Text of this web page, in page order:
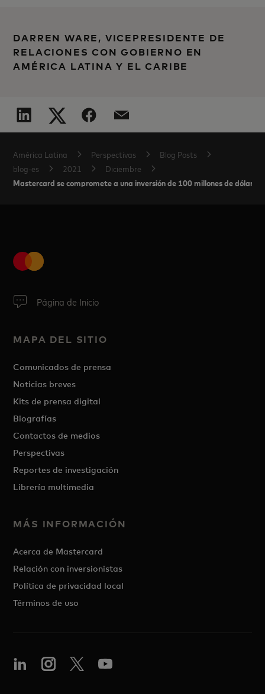
DARREN WARE, VICEPRESIDENTE DE
RELACIONES CON GOBIERNO EN
AMÉRICA LATINA Y EL CARIBE
América Latina Perspectivas
Blog Posts
blog-es
2021 Diciembre
Mastercard se compromete a una inversión de 100 millones de
Página de Inicio
MAPA DEL SITIO
Comunicados de prensa
Noticias breves
Kits de prensa digital
Biografías
Contactos de medios
Perspectivas
Reportes de investigación
Librería multimedia
MÁS INFORMACIÓN
Acerca de Mastercard
Relación con inversionistas
Política de privacidad local
Términos de uso